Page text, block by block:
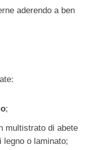
aderendo a ben
;
multistrato di abete
o laminato;